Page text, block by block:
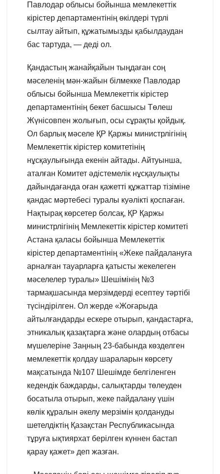
Павлодар облысы бойынша мемлекеттік
кірістер департаментінің өкілдері түрлі
сылтау айтып, құжатымызды қабылдаудан
бас тартуда, — деді ол.
Қандастың жанайқайын тыңдаған соң
мәселенің мән-жайын білмекке Павлодар
облысы бойынша Мемлекеттік кірістер
департаментінің бекет басшысы Төлеш
Жүнісовпен жолығып, осы сұрақты қойдық.
Ол барлық мәселе ҚР Қаржы министрлігінің
Мемлекеттік кірістер комитетінің
нұсқаулығында екенін айтады. Айтуынша,
аталған Комитет әдістемелік нұсқаулықты
дайындағанда оған қажетті құжаттар тізіміне
қандас мәртебесі туралы куәлікті қоспаған.
Нақтырақ көрсетер болсақ, ҚР Қаржы
министрлігінің Мемлекеттік кірістер комитеті
Астана қаласы бойынша Мемлекеттік
кірістер департаментінің «Жеке пайдалануға
арналған тауарларға қатысты жекелеген
мәселелер туралы» Шешімінің №3
тармақшасында мерзімдерді есептеу тәртібі
түсіндірілген. Ол жерде «Жоғарыда
айтылғандарды ескере отырып, қандастарға,
этникалық қазақтарға және олардың отбасы
мүшелеріне Заңның 23-бабында көзделген
мемлекеттік қолдау шараларын көрсету
мақсатында №107 Шешімде белгіленген
кедендік баждарды, салықтарды төлеуден
босатыла отырып, жеке пайдалану үшін
көлік құралын әкелу мерзімін қолдануды
шетелдіктің Қазақстан Республикасында
тұруға ықтиярхат берілген күннен бастап
қарау қажет» деп жазған.